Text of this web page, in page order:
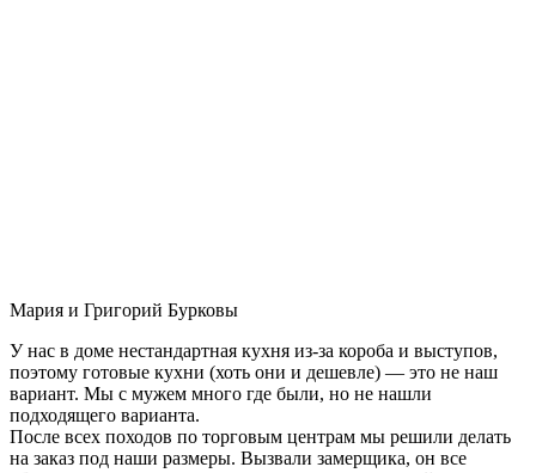
Мария и Григорий Бурковы
У нас в доме нестандартная кухня из-за короба и выступов,
поэтому готовые кухни (хоть они и дешевле) — это не наш
вариант. Мы с мужем много где были, но не нашли
подходящего варианта.
После всех походов по торговым центрам мы решили делать
на заказ под наши размеры. Вызвали замерщика, он все